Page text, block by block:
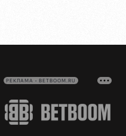
РЕКЛАМА • BETBOOM.RU